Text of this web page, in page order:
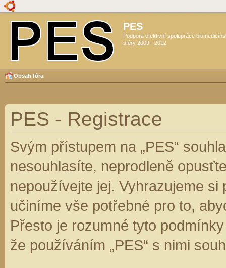
PES
Podpora efektivní spolupráce
sféry 2009 - 2012
Obsah fóra
PES - Registrace
Svým přístupem na „PES“
nesouhlasíte, neprodleně
nepoužívejte jej. Vyhrazujeme
učiníme vše potřebné pro to,
Přesto je rozumné tyto
že používáním „PES“ s nimi